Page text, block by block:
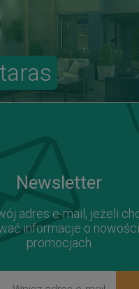
Newsletter
adres e-mail, jeżeli
informacje o
promocjach